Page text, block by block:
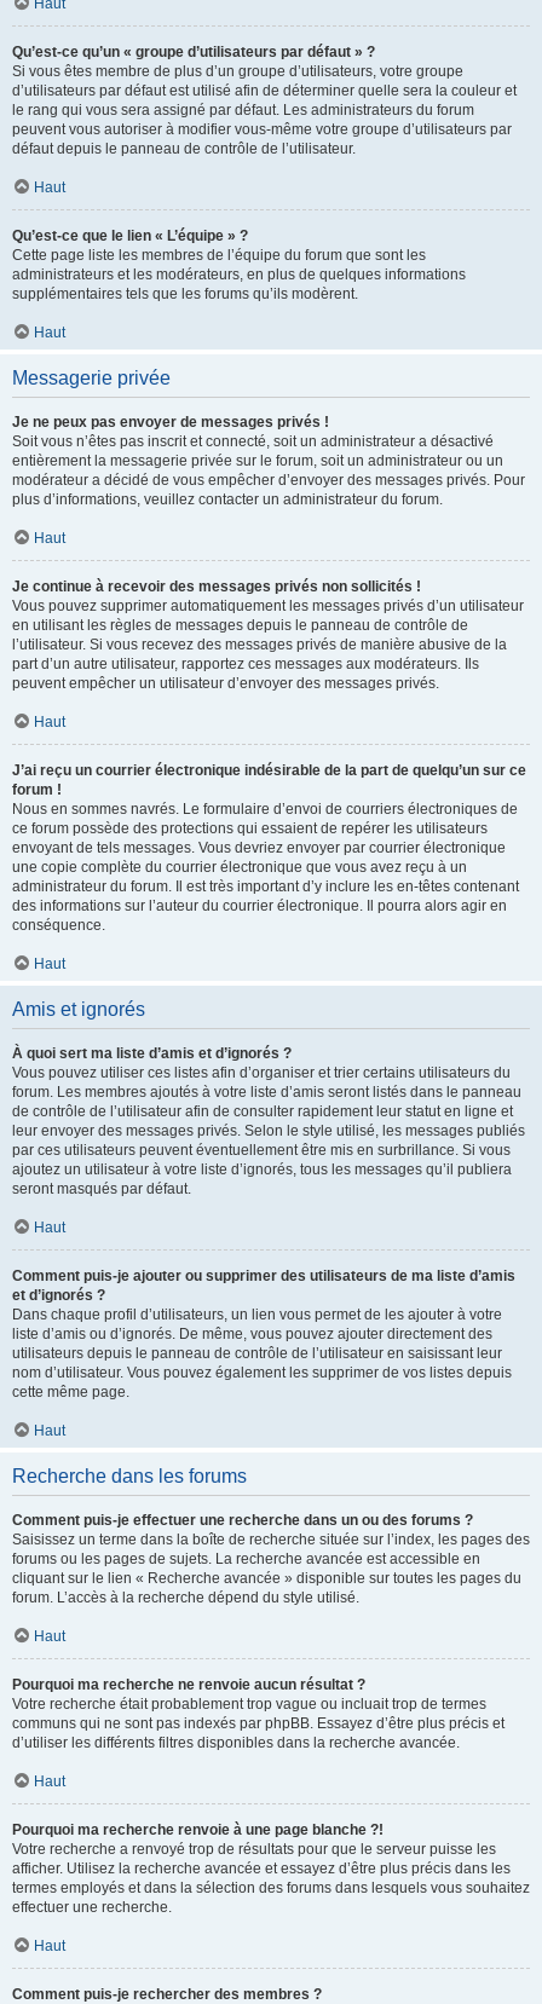
Haut
Qu’est-ce qu’un « groupe d’utilisateurs par défaut » ?
Si vous êtes membre de plus d’un groupe d’utilisateurs, votre groupe
d’utilisateurs par défaut est utilisé afin de déterminer quelle sera la couleur et
le rang qui vous sera assigné par défaut. Les administrateurs du forum
peuvent vous autoriser à modifier vous-même votre groupe d’utilisateurs par
défaut depuis le panneau de contrôle de l’utilisateur.
Haut
Qu’est-ce que le lien « L’équipe » ?
Cette page liste les membres de l’équipe du forum que sont les
administrateurs et les modérateurs, en plus de quelques informations
supplémentaires tels que les forums qu’ils modèrent.
Haut
Messagerie privée
Je ne peux pas envoyer de messages privés !
Soit vous n’êtes pas inscrit et connecté, soit un administrateur a désactivé
entièrement la messagerie privée sur le forum, soit un administrateur ou un
modérateur a décidé de vous empêcher d’envoyer des messages privés. Pour
plus d’informations, veuillez contacter un administrateur du forum.
Haut
Je continue à recevoir des messages privés non sollicités !
Vous pouvez supprimer automatiquement les messages privés d’un utilisateur
en utilisant les règles de messages depuis le panneau de contrôle de
l’utilisateur. Si vous recevez des messages privés de manière abusive de la
part d’un autre utilisateur, rapportez ces messages aux modérateurs. Ils
peuvent empêcher un utilisateur d’envoyer des messages privés.
Haut
J’ai reçu un courrier électronique indésirable de la part de quelqu’un sur ce
forum !
Nous en sommes navrés. Le formulaire d’envoi de courriers électroniques de
ce forum possède des protections qui essaient de repérer les utilisateurs
envoyant de tels messages. Vous devriez envoyer par courrier électronique
une copie complète du courrier électronique que vous avez reçu à un
administrateur du forum. Il est très important d’y inclure les en-têtes contenant
des informations sur l’auteur du courrier électronique. Il pourra alors agir en
conséquence.
Haut
Amis et ignorés
À quoi sert ma liste d’amis et d’ignorés ?
Vous pouvez utiliser ces listes afin d’organiser et trier certains utilisateurs du
forum. Les membres ajoutés à votre liste d’amis seront listés dans le panneau
de contrôle de l’utilisateur afin de consulter rapidement leur statut en ligne et
leur envoyer des messages privés. Selon le style utilisé, les messages publiés
par ces utilisateurs peuvent éventuellement être mis en surbrillance. Si vous
ajoutez un utilisateur à votre liste d’ignorés, tous les messages qu’il publiera
seront masqués par défaut.
Haut
Comment puis-je ajouter ou supprimer des utilisateurs de ma liste d’amis
et d’ignorés ?
Dans chaque profil d’utilisateurs, un lien vous permet de les ajouter à votre
liste d’amis ou d’ignorés. De même, vous pouvez ajouter directement des
utilisateurs depuis le panneau de contrôle de l’utilisateur en saisissant leur
nom d’utilisateur. Vous pouvez également les supprimer de vos listes depuis
cette même page.
Haut
Recherche dans les forums
Comment puis-je effectuer une recherche dans un ou des forums ?
Saisissez un terme dans la boîte de recherche située sur l’index, les pages des
forums ou les pages de sujets. La recherche avancée est accessible en
cliquant sur le lien « Recherche avancée » disponible sur toutes les pages du
forum. L’accès à la recherche dépend du style utilisé.
Haut
Pourquoi ma recherche ne renvoie aucun résultat ?
Votre recherche était probablement trop vague ou incluait trop de termes
communs qui ne sont pas indexés par phpBB. Essayez d’être plus précis et
d’utiliser les différents filtres disponibles dans la recherche avancée.
Haut
Pourquoi ma recherche renvoie à une page blanche ?!
Votre recherche a renvoyé trop de résultats pour que le serveur puisse les
afficher. Utilisez la recherche avancée et essayez d’être plus précis dans les
termes employés et dans la sélection des forums dans lesquels vous souhaitez
effectuer une recherche.
Haut
Comment puis-je rechercher des membres ?